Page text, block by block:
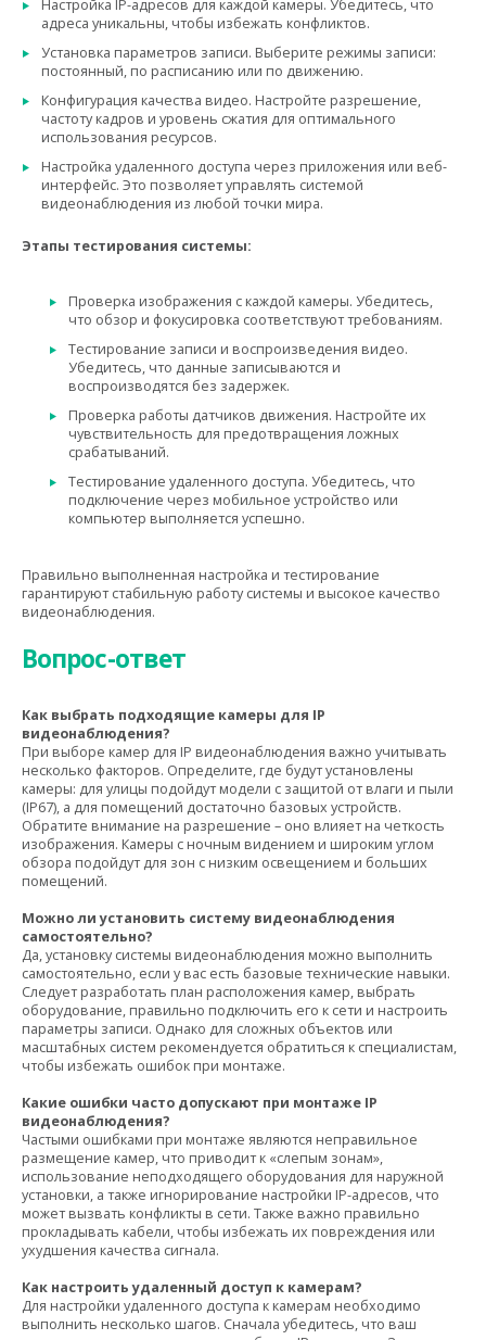
Настройка IP-адресов для каждой камеры. Убедитесь, что
адреса уникальны, чтобы избежать конфликтов.
Установка параметров записи. Выберите режимы записи:
постоянный, по расписанию или по движению.
Конфигурация качества видео. Настройте разрешение,
частоту кадров и уровень сжатия для оптимального
использования ресурсов.
Настройка удаленного доступа через приложения или веб-
интерфейс. Это позволяет управлять системой
видеонаблюдения из любой точки мира.
Этапы тестирования системы:
Проверка изображения с каждой камеры. Убедитесь,
что обзор и фокусировка соответствуют требованиям.
Тестирование записи и воспроизведения видео.
Убедитесь, что данные записываются и
воспроизводятся без задержек.
Проверка работы датчиков движения. Настройте их
чувствительность для предотвращения ложных
срабатываний.
Тестирование удаленного доступа. Убедитесь, что
подключение через мобильное устройство или
компьютер выполняется успешно.
Правильно выполненная настройка и тестирование
гарантируют стабильную работу системы и высокое качество
видеонаблюдения.
Вопрос-ответ
Как выбрать подходящие камеры для IP
видеонаблюдения?
При выборе камер для IP видеонаблюдения важно учитывать
несколько факторов. Определите, где будут установлены
камеры: для улицы подойдут модели с защитой от влаги и пыли
(IP67), а для помещений достаточно базовых устройств.
Обратите внимание на разрешение – оно влияет на четкость
изображения. Камеры с ночным видением и широким углом
обзора подойдут для зон с низким освещением и больших
помещений.
Можно ли установить систему видеонаблюдения
самостоятельно?
Да, установку системы видеонаблюдения можно выполнить
самостоятельно, если у вас есть базовые технические навыки.
Следует разработать план расположения камер, выбрать
оборудование, правильно подключить его к сети и настроить
параметры записи. Однако для сложных объектов или
масштабных систем рекомендуется обратиться к специалистам,
чтобы избежать ошибок при монтаже.
Какие ошибки часто допускают при монтаже IP
видеонаблюдения?
Частыми ошибками при монтаже являются неправильное
размещение камер, что приводит к «слепым зонам»,
использование неподходящего оборудования для наружной
установки, а также игнорирование настройки IP-адресов, что
может вызвать конфликты в сети. Также важно правильно
прокладывать кабели, чтобы избежать их повреждения или
ухудшения качества сигнала.
Как настроить удаленный доступ к камерам?
Для настройки удаленного доступа к камерам необходимо
выполнить несколько шагов. Сначала убедитесь, что ваш